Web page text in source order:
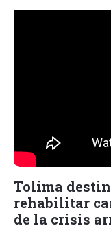
Tolima
rehabilitar
de la crisis